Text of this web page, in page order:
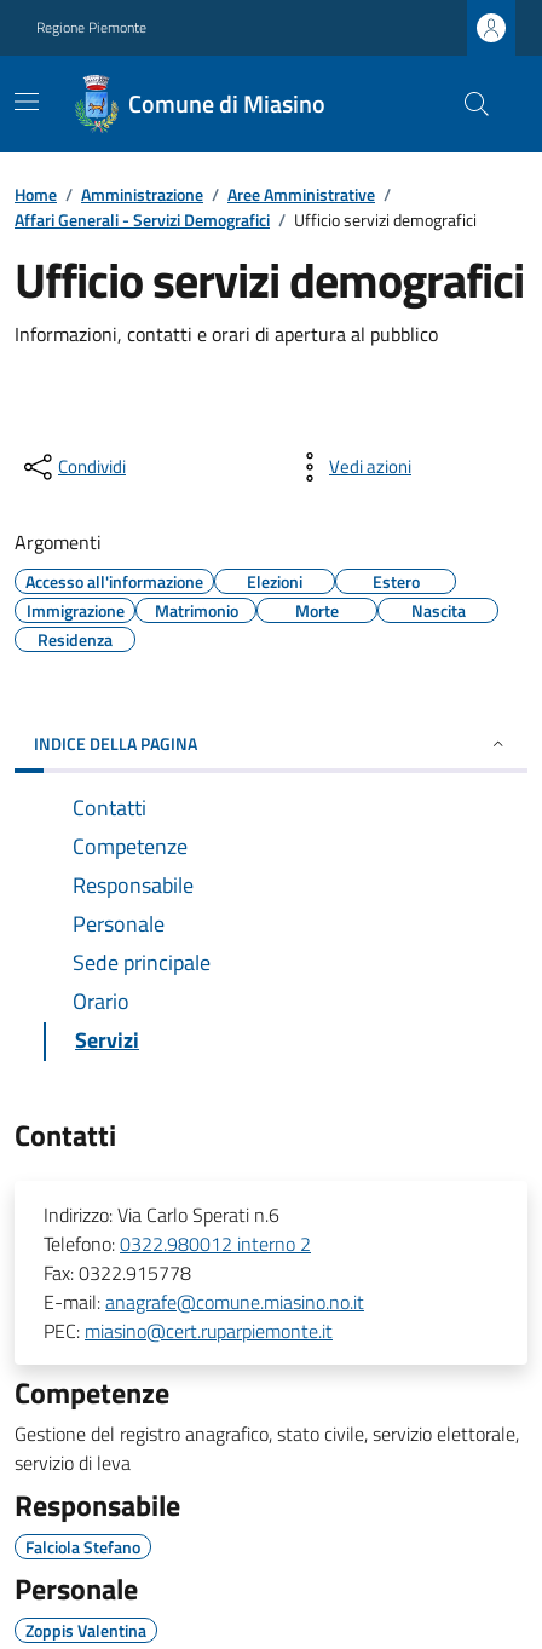
Regione Piemonte
Comune di Miasino
Home / Amministrazione / Aree Amministrative /
Affari Generali - Servizi Demografici / Ufficio servizi demografici
Ufficio servizi demografici
Informazioni, contatti e orari di apertura al pubblico
Condividi Vedi azioni
Argomenti
Accesso all'informazione Elezioni
Estero
Immigrazione
Matrimonio Morte
Nascita
Residenza
INDICE DELLA PAGINA
Contatti
Competenze
Responsabile
Personale
Sede principale
Orario
Servizi
Contatti
Indirizzo:Via Carlo Sperati n.6
Telefono:0322.980012 interno 2
Fax:0322.915778
E-mail:anagrafe@comune.miasino.no.it
PEC: miasino@cert.ruparpiemonte.it
Competenze
Gestione del registro anagrafico, stato civile, servizio elettorale,
servizio di leva
Responsabile
Falciola Stefano
Personale
Zoppis Valentina